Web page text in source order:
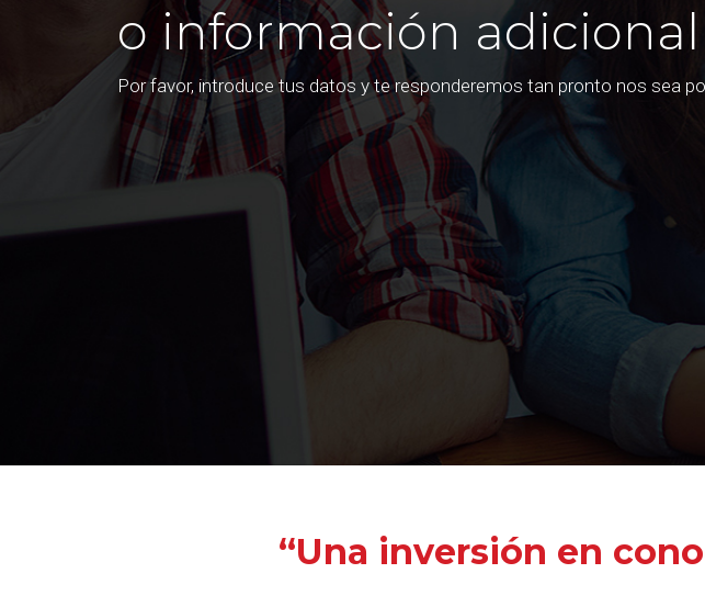
o información adicional
Por favor, introduce tus datos y te responderemos tan pronto nos sea
“Una inversión en